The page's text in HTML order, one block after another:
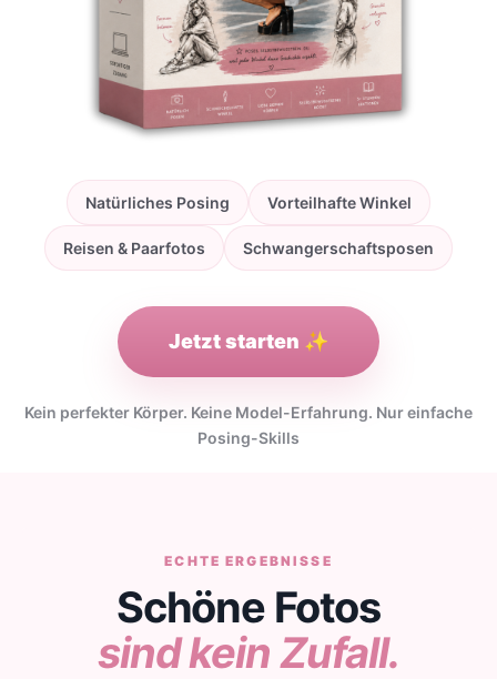
Natürliches Posing Vorteilhafte Winkel
Reisen & Paarfotos Schwangerschaftsposen
Jetzt starten ✨
Kein perfekter Körper. Keine Model-Erfahrung. Nur einfache
Posing-Skills
ECHTE ERGEBNISSE
Schöne Fotos
sind kein Zufall.